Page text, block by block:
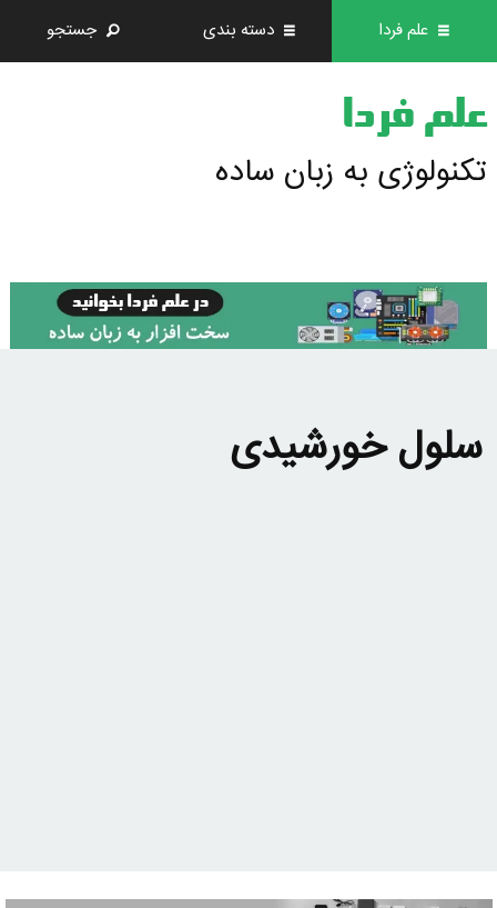
علم فردا دسته بندی جستجو
علم فردا
تکنولوژی به زبان ساده
سلول خورشیدی